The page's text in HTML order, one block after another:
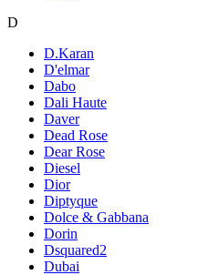
D
D.Karan
D'elmar
Dabo
Dali Haute
Daver
Dead Rose
Dear Rose
Diesel
Dior
Diptyque
Dolce & Gabbana
Dorin
Dsquared2
Dubai